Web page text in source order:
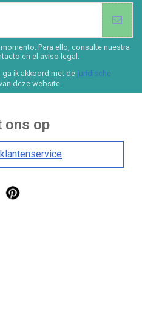
Para ello, consulte nuestra
en el aviso legal.
ik akkoord met de juridische
deze website.
ons op